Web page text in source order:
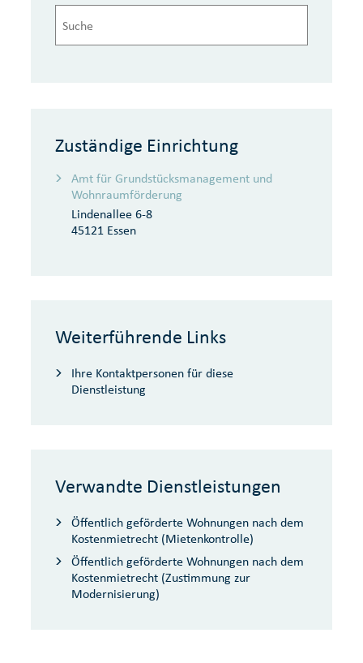
Zuständige Einrichtung
Amt für Grundstücksmanagement und
Wohnraumförderung
Lindenallee 6-8
45121 Essen
Weiterführende Links
Ihre Kontaktpersonen für diese
Dienstleistung
Verwandte Dienstleistungen
Öffentlich geförderte Wohnungen nach dem
Kostenmietrecht (Mietenkontrolle)
Öffentlich geförderte Wohnungen nach dem
Kostenmietrecht (Zustimmung zur
Modernisierung)